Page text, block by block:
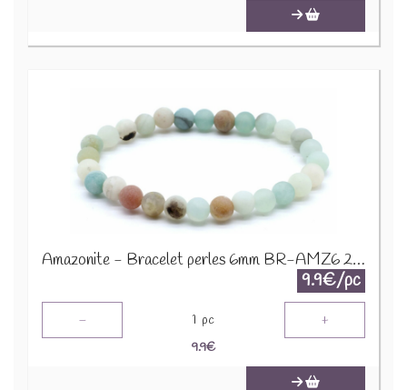
Amazonite - Bracelet perles 6mm BR-AMZ6 2274
9.9€/pc
- 1 pc +
9.9€